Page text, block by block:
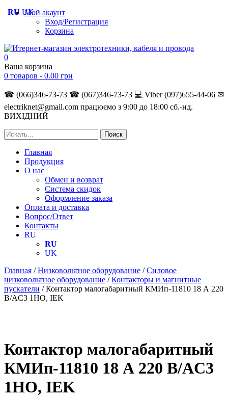
Мой акаунт
Вход/Регистрация
Корзина
0
Ваша корзина
0 товаров - 0.00 грн
☎ (066)346-73-73 ☎ (067)346-73-73 💻 Viber (097)655-44-06 ✉
electriknet@gmail.com працюємо з 9:00 до 18:00 сб.-нд.
ВИХІДНИЙ
Главная
Продукция
О нас
Обмен и возврат
Система скидок
Оформление заказа
Оплата и доставка
Вопрос/Ответ
Контакты
RU
RU
UK
Главная /Низковольтное оборудование /Силовое
низковольтное оборудование /Контакторы и магнитные
пускатели / Контактор малогабаритный КМИп-11810 18 А 220
В/AC3 1НО, IEK
Контактор малогабаритный
КМИп-11810 18 А 220 В/AC3
1НО, IEK
RU UK